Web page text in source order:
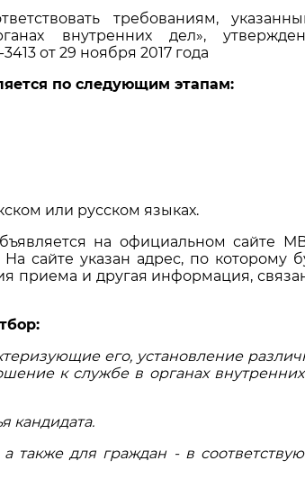
требованиям,
внутренних дел»,
от 29 ноября 2017 года
по следующим этапам:
или русском языках.
на официальном сайте
сайте указан адрес, по которому
приема и другая информация,
его, установление
к службе в органах
кандидата.
также для граждан - в